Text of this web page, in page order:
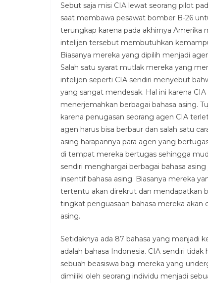
Sebut saja misi CIA lewat seorang pilot
saat membawa pesawat bomber B-26
terungkap karena pada akhirnya Amerika
intelijen tersebut membutuhkan
Biasanya mereka yang dipilih menjadi
Salah satu syarat mutlak mereka yang
intelijen seperti CIA sendiri menyebut
yang sangat mendesak. Hal ini karena
menerjemahkan berbagai bahasa asing.
karena penugasan seorang agen CIA
agen harus bisa berbaur dan salah satu
asing harapannya para agen yang
di tempat mereka bertugas sehingga
sendiri menghargai berbagai bahasa
insentif bahasa asing. Biasanya mereka
tertentu akan direkrut dan mendapatkan
tingkat penguasaan bahasa mereka
asing.
Setidaknya ada 87 bahasa yang menjadi
adalah bahasa Indonesia. CIA sendiri
sebuah beasiswa bagi mereka yang
dimiliki oleh seorang individu menjadi